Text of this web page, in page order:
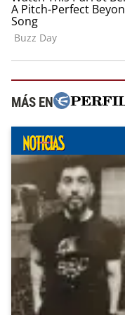
MÁS EN